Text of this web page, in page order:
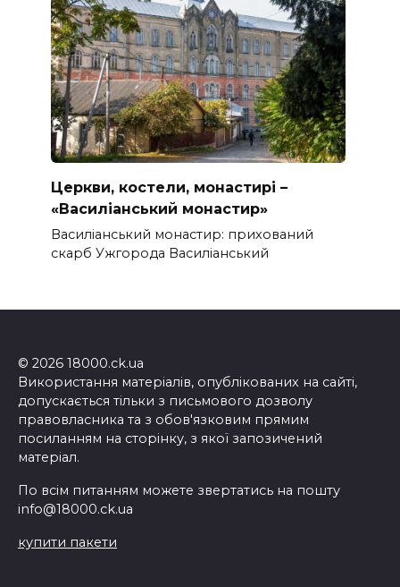
Церкви, костели, монастирі –
«Василіанський монастир»
Василіанський монастир: прихований
скарб Ужгорода Василіанський
© 2026 18000.ck.ua
Використання матеріалів, опублікованих на сайті,
допускається тільки з письмового дозволу
правовласника та з обов'язковим прямим
посиланням на сторінку, з якої запозичений
матеріал.
По всім питанням можете звертатись на пошту
info@18000.ck.ua
купити пакети